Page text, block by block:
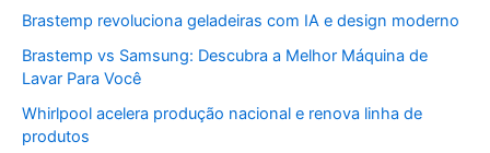
Brastemp revoluciona geladeiras com IA e design moderno
Brastemp vs Samsung: Descubra a Melhor Máquina de
Lavar Para Você
Whirlpool acelera produção nacional e renova linha de
produtos